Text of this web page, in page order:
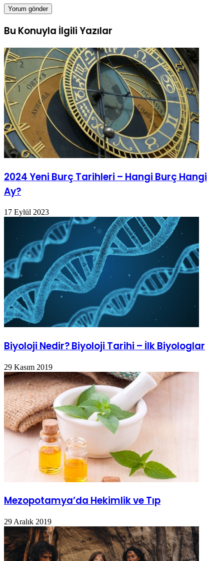
Bu Konuyla İlgili Yazılar
2024 Yeni Burç Tarihleri – Hangi Burç Hangi
Ay?
17 Eylül 2023
Biyoloji Nedir? Biyoloji Tarihi – İlk Biyologlar
29 Kasım 2019
Mezopotamya’da Hekimlik ve Tıp
29 Aralık 2019